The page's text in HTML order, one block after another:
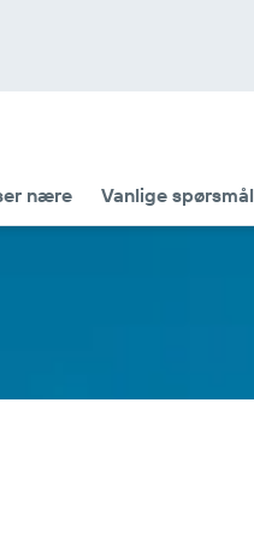
nære Vanlige spørsmål